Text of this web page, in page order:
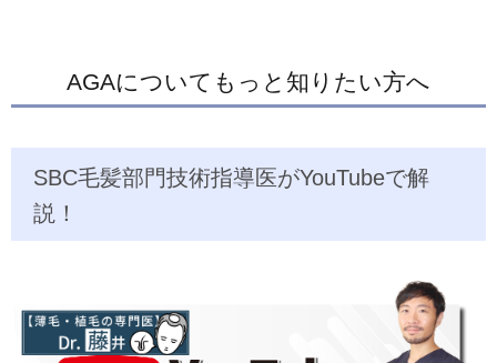
AGAについてもっと知りたい方へ
SBC毛髪部門技術指導医がYouTubeで解
説！